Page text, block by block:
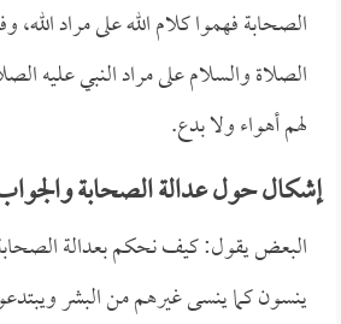
الصحابة فهموا كلام الله على مراد الله،
الصلاة والسلام على مراد النبي عليه
لهم أهواء ولا بدع.
إشكال حول عدالة الصحابة
البعض يقول: كيف نحكم بعدالة
ينسون كما ينسى غيرهم من البشر